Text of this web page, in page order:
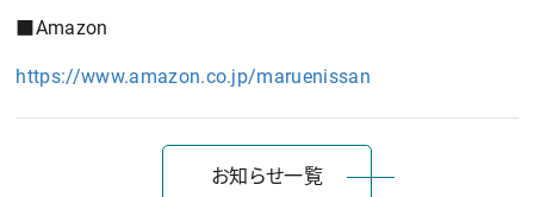
■Amazon
https://www.amazon.co.jp/maruenissan
お知らせ一覧